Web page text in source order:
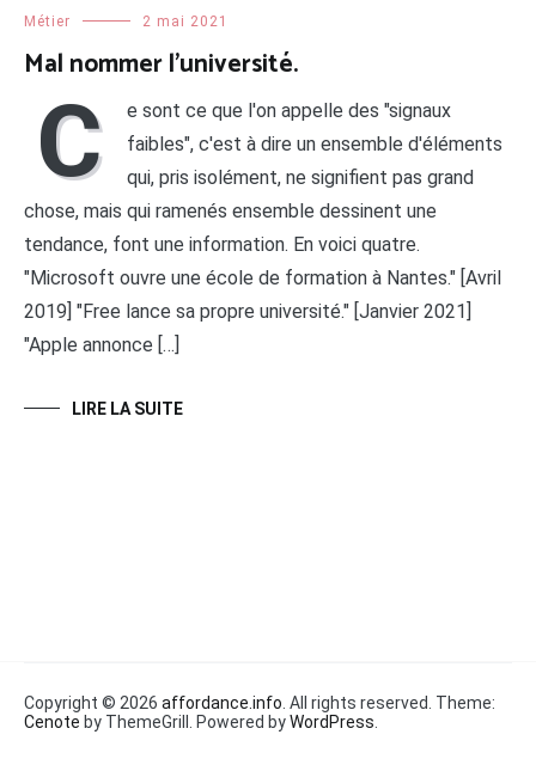
Métier 2 mai 2021
Mal nommer l’université.
C
e sont ce que l'on appelle des "signaux
faibles", c'est à dire un ensemble d'éléments
qui, pris isolément, ne signifient pas grand
chose, mais qui ramenés ensemble dessinent une
tendance, font une information. En voici quatre.
"Microsoft ouvre une école de formation à Nantes." [Avril
2019] "Free lance sa propre université." [Janvier 2021]
"Apple annonce […]
LIRE LA SUITE
Copyright © 2026 affordance.info . All rights reserved. Theme:
Cenote by ThemeGrill. Powered byWordPress